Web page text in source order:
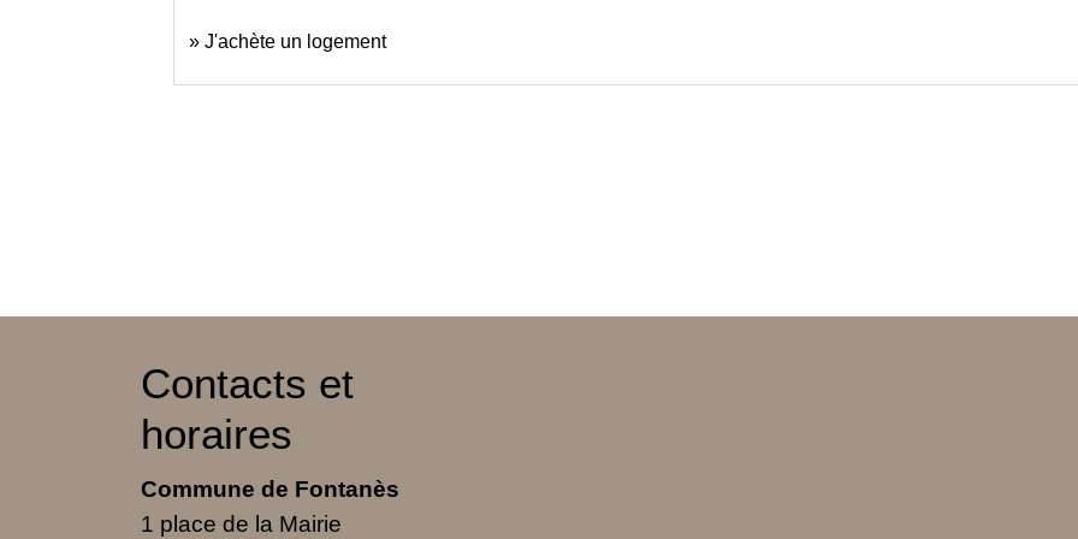
J'achète un logement
Contacts et
horaires
Commune de Fontanès
1 place de la Mairie